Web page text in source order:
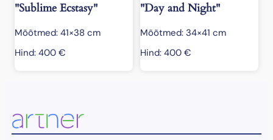
"Sublime Ecstasy"
Mõõtmed: 41×38 cm
Hind: 400 €
"Day and Night"
Mõõtmed: 34×41 cm
Hind: 400 €